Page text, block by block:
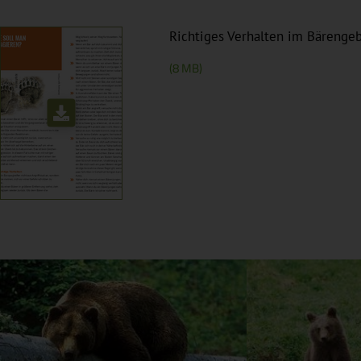
Richtiges Verhalten im
(8 MB)